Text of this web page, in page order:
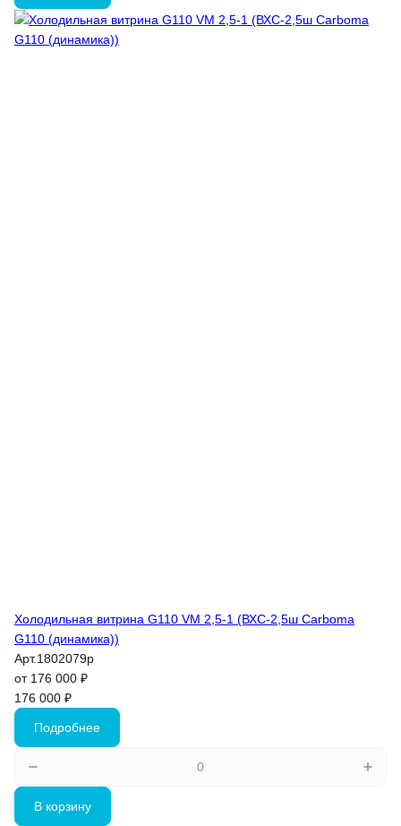
Холодильная витрина G110 VM 2,5-1 (ВХС-2,5ш Carboma
G110 (динамика))
Арт.1802079p
от 176 000 ₽
176 000 ₽
Подробнее
В корзину